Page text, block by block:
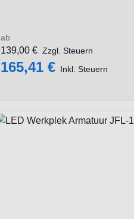
ab
165,41 € Inkl. Steuern
139,00 € Zzgl. Steuern